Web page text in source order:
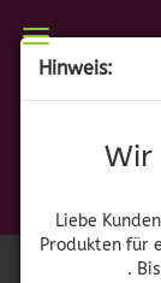
Hinweis:
Wir
Liebe
Produkten für
.
Wir
zurück.
Das
Sweet Onion